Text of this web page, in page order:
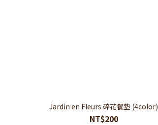
Jardin en Fleurs 碎花餐墊 (4color)
NT$200